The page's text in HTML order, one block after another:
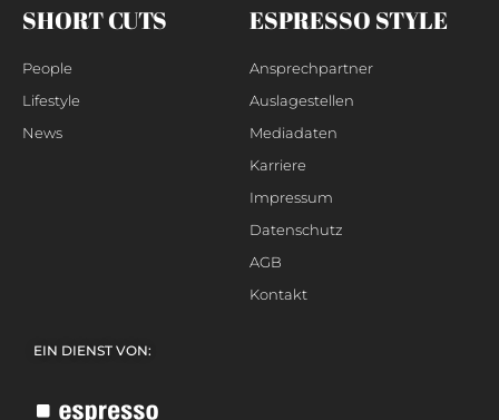
SHORT CUTS
People
Lifestyle
News
ESPRESSO STYLE
Ansprechpartner
Auslagestellen
Mediadaten
Karriere
Impressum
Datenschutz
AGB
Kontakt
EIN DIENST VON: